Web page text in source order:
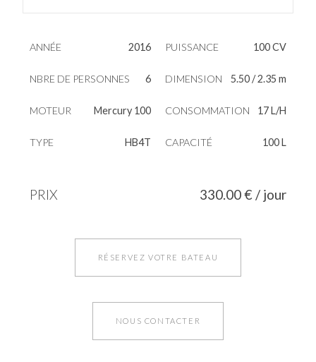
ANNÉE 2016 PUISSANCE 100 CV
NBRE DE PERSONNES 6 DIMENSION 5.50 / 2.35 m
MOTEUR Mercury 100 CONSOMMATION 17 L/H
TYPE HB4T CAPACITÉ 100 L
PRIX 330.00 € / jour
RÉSERVEZ VOTRE BATEAU
NOUS CONTACTER